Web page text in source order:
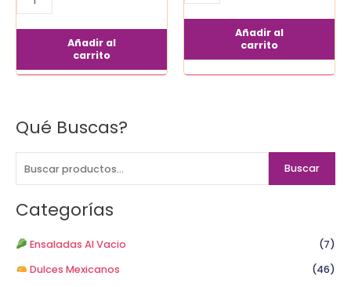
Qué Buscas?
B
c
a
p
Buscar
Categorías
Ensaladas Al Vacio
(7)
Dulces Mexicanos
(46)
Añadir al
carrito
Añadir al
carrito